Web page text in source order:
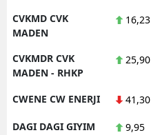
CVKMD CVK
MADEN
16,23
CVKMDR CVK
MADEN - RHKP
25,90
CWENE CW ENERJI 41,30
DAGI DAGI GIYIM 9,95